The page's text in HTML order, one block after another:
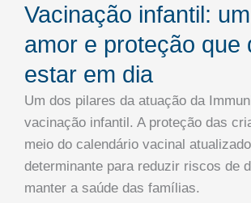
Vacinação infantil:
amor e proteção que
estar em dia
Um dos pilares da atuação da
vacinação infantil. A proteção das
meio do calendário vacinal
determinante para reduzir riscos de
manter a saúde das famílias.